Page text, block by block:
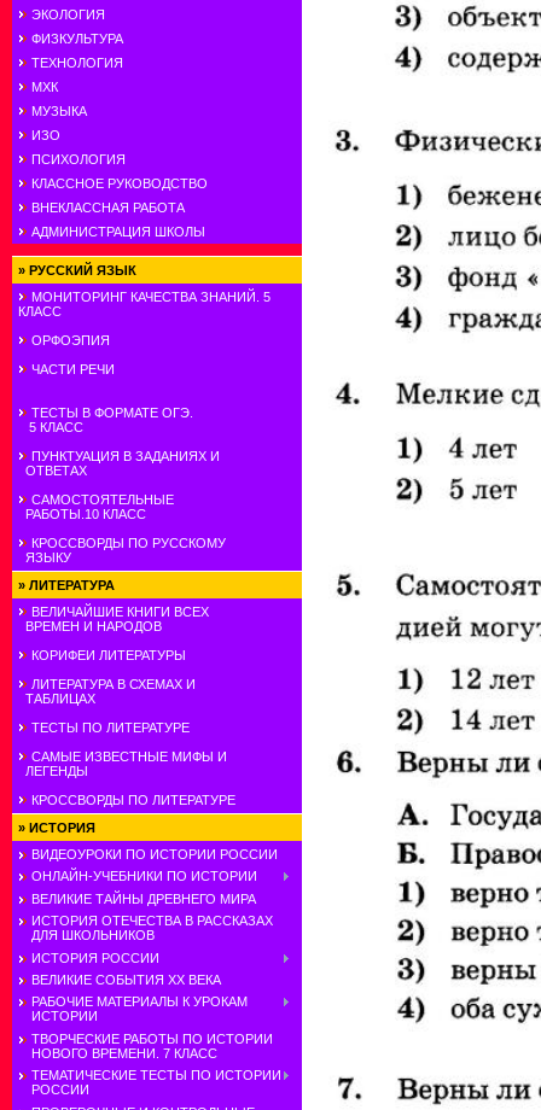
ЭКОЛОГИЯ
ФИЗКУЛЬТУРА
ТЕХНОЛОГИЯ
МХК
МУЗЫКА
ИЗО
ПСИХОЛОГИЯ
КЛАССНОЕ РУКОВОДСТВО
ВНЕКЛАССНАЯ РАБОТА
АДМИНИСТРАЦИЯ ШКОЛЫ
» РУССКИЙ ЯЗЫК
МОНИТОРИНГ КАЧЕСТВА ЗНАНИЙ. 5
КЛАСС
ОРФОЭПИЯ
ЧАСТИ РЕЧИ
ТЕСТЫ В ФОРМАТЕ ОГЭ.
5 КЛАСС
ПУНКТУАЦИЯ В ЗАДАНИЯХ И
ОТВЕТАХ
САМОСТОЯТЕЛЬНЫЕ
РАБОТЫ.10 КЛАСС
КРОССВОРДЫ ПО РУССКОМУ
ЯЗЫКУ
» ЛИТЕРАТУРА
ВЕЛИЧАЙШИЕ КНИГИ ВСЕХ
ВРЕМЕН И НАРОДОВ
КОРИФЕИ ЛИТЕРАТУРЫ
ЛИТЕРАТУРА В СХЕМАХ И
ТАБЛИЦАХ
ТЕСТЫ ПО ЛИТЕРАТУРЕ
САМЫЕ ИЗВЕСТНЫЕ МИФЫ И
ЛЕГЕНДЫ
КРОССВОРДЫ ПО ЛИТЕРАТУРЕ
» ИСТОРИЯ
ВИДЕОУРОКИ ПО ИСТОРИИ РОССИИ
ОНЛАЙН-УЧЕБНИКИ ПО ИСТОРИИ
ВЕЛИКИЕ ТАЙНЫ ДРЕВНЕГО МИРА
ИСТОРИЯ ОТЕЧЕСТВА В РАССКАЗАХ
ДЛЯ ШКОЛЬНИКОВ
ИСТОРИЯ РОССИИ
ВЕЛИКИЕ СОБЫТИЯ ХХ ВЕКА
РАБОЧИЕ МАТЕРИАЛЫ К УРОКАМ
ИСТОРИИ
ТВОРЧЕСКИЕ РАБОТЫ ПО ИСТОРИИ
НОВОГО ВРЕМЕНИ. 7 КЛАСС
ТЕМАТИЧЕСКИЕ ТЕСТЫ ПО ИСТОРИИ
РОССИИ